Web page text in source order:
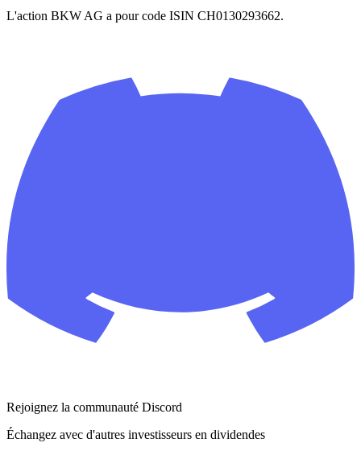
L'action BKW AG a pour code ISIN CH0130293662.
Rejoignez la communauté Discord
Échangez avec d'autres investisseurs en dividendes